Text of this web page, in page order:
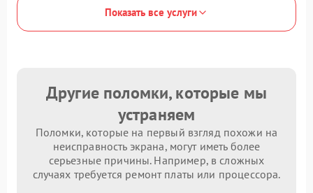
Показать все услуги
Другие поломки, которые мы
устраняем
Поломки, которые на первый взгляд похожи на
неисправность экрана, могут иметь более
серьезные причины. Например, в сложных
случаях требуется ремонт платы или процессора.